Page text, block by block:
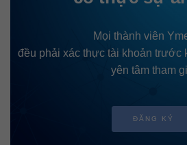
Mọi thành viên
đều phải xác thực tài khoản trước
yên tâm tham
ĐĂNG KÝ